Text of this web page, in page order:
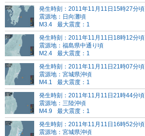
発生時刻：2011年11月11日15時27分頃
震源地：日向灘頃
M3.4
最大震度：1
発生時刻：2011年11月11日18時12分頃
震源地：福島県中通り頃
M2.4
最大震度：1
発生時刻：2011年11月11日21時07分頃
震源地：宮城県沖頃
M4.1
最大震度：1
発生時刻：2011年11月11日21時44分頃
震源地：三陸沖頃
M4.9
最大震度：1
発生時刻：2011年11月11日16時52分頃
震源地：宮城県沖頃